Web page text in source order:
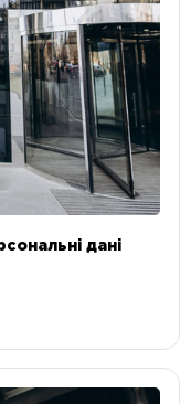
дані